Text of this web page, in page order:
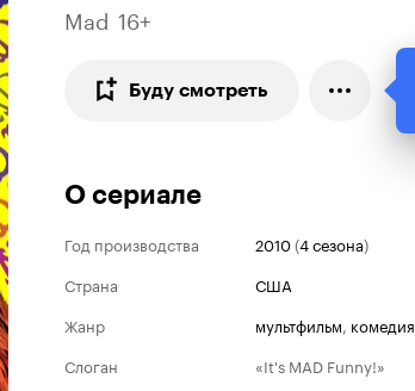
Mad 16+
Буду смотреть
О сериале
Год производства 2010(4 сезона)
Страна
США
Жанр
мультфильм, комедия
Слоган
«It's MAD Funny!»